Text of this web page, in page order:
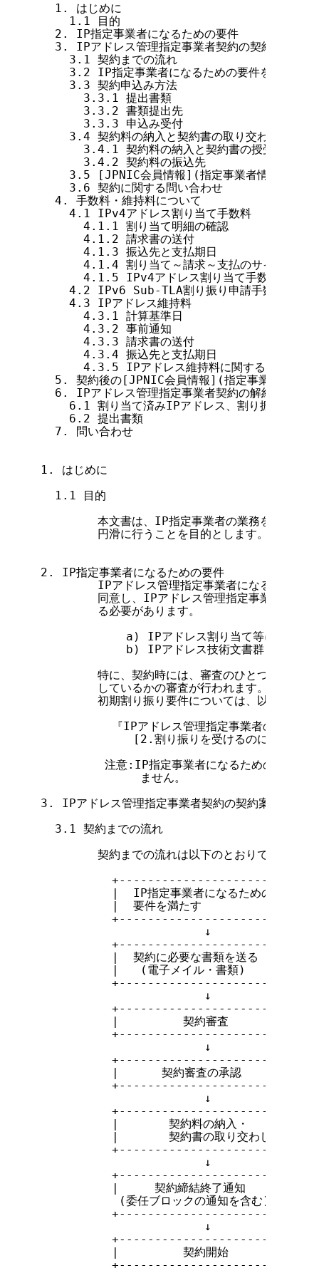
  1. はじめに
    1.1 目的
  2. IP指定事業者になるための要件
  3. IPアドレス管理指定事業者契約の契約案内
    3.1 契約までの流れ
3.2 IP指定事業者になるための要件を満たすに
    3.3 契約申込み方法
      3.3.1 提出書類
      3.3.2 書類提出先
      3.3.3 申込み受付
    3.4 契約料の納入と契約書の取り交わし
      3.4.1 契約料の納入と契約書の授受
      3.4.2 契約料の振込先
3.5 [JPNIC会員情報](指定事業者情報)登録
    3.6 契約に関する問い合わせ
  4. 手数料・維持料について
    4.1 IPv4アドレス割り当て手数料
      4.1.1 割り当て明細の確認
      4.1.2 請求書の送付
      4.1.3 振込先と支払期日
      4.1.4 割り当て～請求～支払のサイクル
4.1.5 IPv4アドレス割り当て手数料に関す
    4.2 IPv6 Sub-TLA割り振り申請手数料
    4.3 IPアドレス維持料
      4.3.1 計算基準日
      4.3.2 事前通知
      4.3.3 請求書の送付
      4.3.4 振込先と支払期日
4.3.5 IPアドレス維持料に関する問い合わ
5. 契約後の[JPNIC会員情報](指定事業者情報)
  6. IPアドレス管理指定事業者契約の解約案内
6.1 割り当て済みIPアドレス、割り振られたア
    6.2 提出書類
  7. 問い合わせ
1. はじめに
  1.1 目的
本文書は、IP指定事業者の業務を十分に理
        円滑に行うことを目的とします。
2. IP指定事業者になるための要件
IPアドレス管理指定事業者になるためには
同意し、IPアドレス管理指定事業者契約
        る必要があります。
a) IPアドレス割り当て等に関する
b) IPアドレス技術文書群(以下「技
特に、契約時には、審査のひとつとして、
        しているかの審査が行われます。
初期割り振り要件については、以下の文書
『IPアドレス管理指定事業者のIPアド
[2.割り振りを受けるのに必要な条
注意:IP指定事業者になるための要件に
              ません。
3. IPアドレス管理指定事業者契約の契約案内
  3.1 契約までの流れ
        契約までの流れは以下のとおりです。
          |  IP指定事業者になるための  |
          |  要件を満たす              |
                       ↓
          |  契約に必要な書類を送る    |
          |   (電子メイル・書類)       |
                       ↓
          |         契約審査           |
                       ↓
          |      契約審査の承認        |
                       ↓
          |       契約料の納入・       |
          |       契約書の取り交わし   |
                       ↓
          |     契約締結終了通知       |
           (委任ブロックの通知を含む)
                       ↓
          |         契約開始           |